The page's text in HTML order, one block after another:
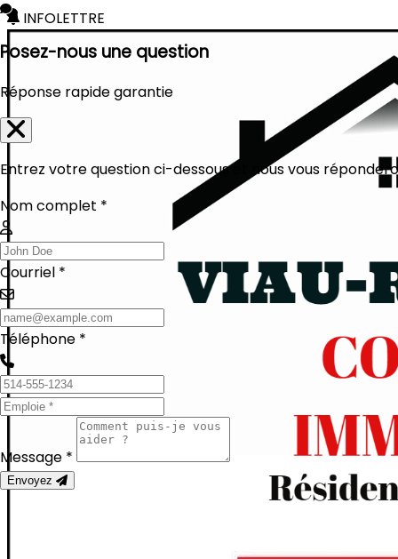
INFOLETTRE
Posez-nous une question
Réponse rapide garantie
Entrez votre question ci-dessous et nous vous
Nom complet *
Courriel *
Téléphone *
Message *
Envoyez